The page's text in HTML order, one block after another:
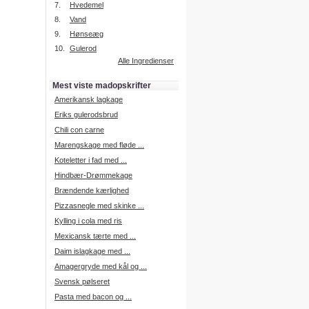
Intelligent søgning
Få foreslået opskrifter.
Prøv vores nye "Foreslå
Læs mere her.
Vi har nu oprettet et mad forum,
hvor i kan dele jeres erfaringer.
Log på med dine oplysninger fra
Madopskrifter.nu.
Gå til forum
Indkøbsliste på SMS
på SMS.
For at benytte SMS funktionen,
7.
Hvedemel
8.
Vand
9.
Hønseæg
10.
Gulerod
Alle Ingredienser
Mest viste madopskrifter
Amerikansk lagkage
Eriks gulerodsbrud
Chili con carne
Marengskage med fløde ...
Koteletter i fad med ...
Hindbær-Drømmekage
Brændende kærlighed
Pizzasnegle med skinke ...
Kylling i cola med ris
Mexicansk tærte med ...
Daim islagkage med ...
Amagergryde med kål og ...
Svensk pølseret
Pasta med bacon og ...